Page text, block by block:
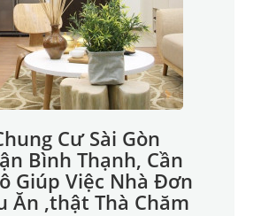
Cư Sài Gòn
Bình Thạnh, Cần
Giúp Việc Nhà Đơn
Ăn ,thật Thà Chăm